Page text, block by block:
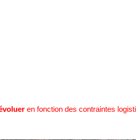
en fonction des contraintes